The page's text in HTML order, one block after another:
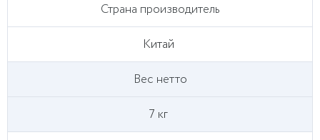
Страна производитель
Китай
Вес нетто
7 кг